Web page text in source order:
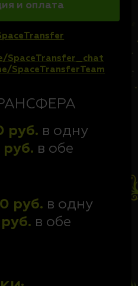
и оплата
SpaceTransfer_chat
SpaceTransferTeam
руб. в одну
руб. в обе
руб. в одну
руб. в обе